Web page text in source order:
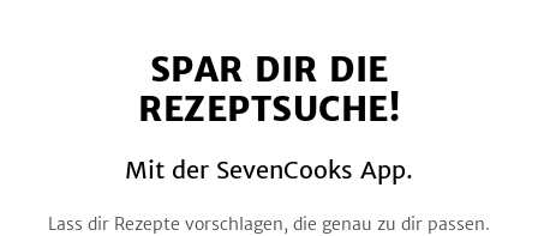
FacebookTwitterPinterestInstagramYouTube
SPAR DIR DIE
REZEPTSUCHE!
Mit der SevenCooks App.
Lass dir Rezepte vorschlagen, die genau zu dir passen.